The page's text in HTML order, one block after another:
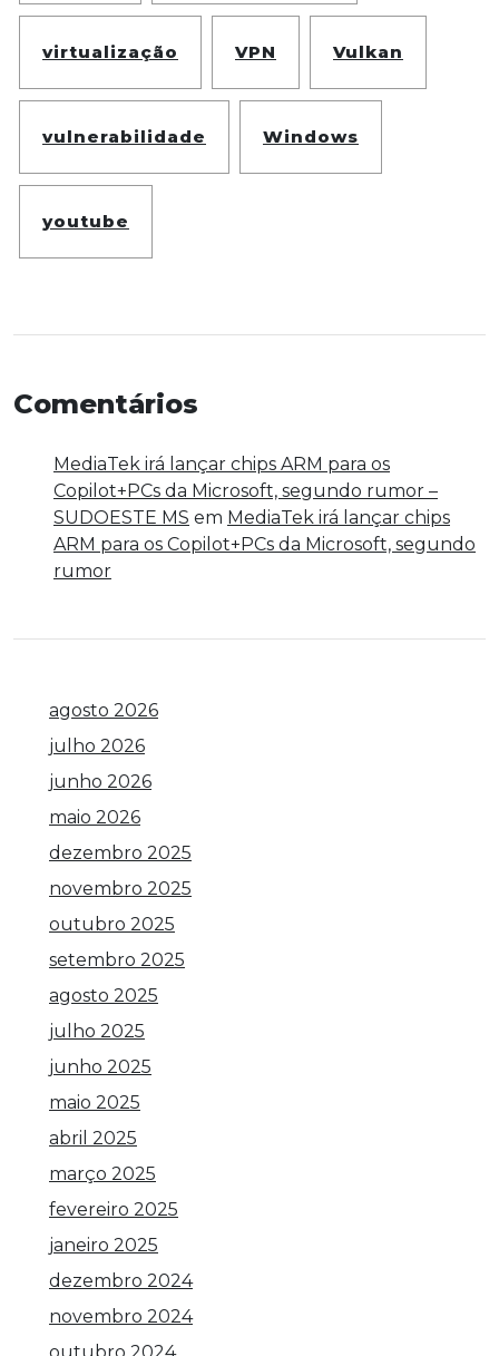
virtualização VPN Vulkan
vulnerabilidade Windows
youtube
Comentários
MediaTek irá lançar chips ARM para os
Copilot+PCs da Microsoft, segundo rumor –
SUDOESTE MS em MediaTek irá lançar chips
ARM para os Copilot+PCs da Microsoft, segundo
rumor
agosto 2026
julho 2026
junho 2026
maio 2026
dezembro 2025
novembro 2025
outubro 2025
setembro 2025
agosto 2025
julho 2025
junho 2025
maio 2025
abril 2025
março 2025
fevereiro 2025
janeiro 2025
dezembro 2024
novembro 2024